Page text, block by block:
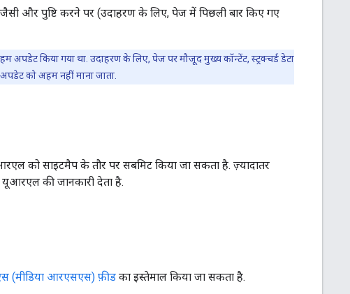
और पुष्टि करने पर (उदाहरण के लिए, पेज में पिछली बार किए गए
किया गया था. उदाहरण के लिए, पेज पर मौजूद मुख्य कॉन्टेंट, स्ट्रक्चर्ड डेटा
को अहम नहीं माना जाता.
को साइटमैप के तौर पर सबमिट किया जा सकता है. ज़्यादातर
की जानकारी देता है.
(मीडिया आरएसएस) फ़ीड का इस्तेमाल किया जा सकता है.